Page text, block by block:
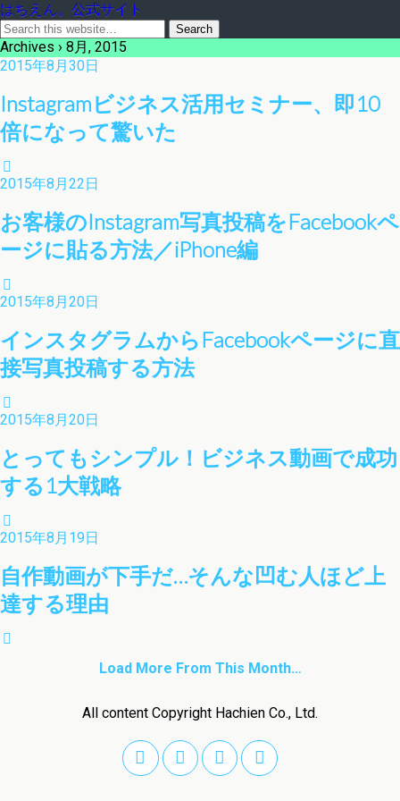
はちえん。公式サイト
Archives › 8月, 2015
2015年8月30日
Instagramビジネス活用セミナー、即10
倍になって驚いた
2015年8月22日
お客様のInstagram写真投稿をFacebookペ
ージに貼る方法／iPhone編
2015年8月20日
インスタグラムからFacebookページに直
接写真投稿する方法
2015年8月20日
とってもシンプル！ビジネス動画で成功
する1大戦略
2015年8月19日
自作動画が下手だ…そんな凹む人ほど上
達する理由
Load More From This Month…
All content Copyright Hachien Co., Ltd.